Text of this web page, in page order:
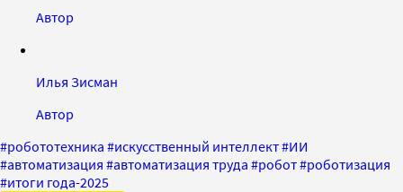
Автор
Илья Зисман
Автор
#робототехника #искусственный интеллект#ИИ
#автоматизация #автоматизация труда #робот#роботизация
#итоги года-2025